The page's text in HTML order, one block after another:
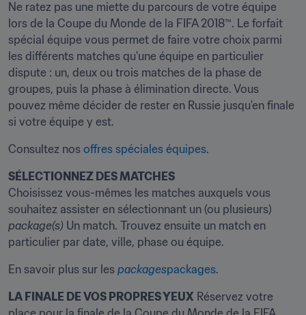
Ne ratez pas une miette du parcours de votre équipe
lors de la Coupe du Monde de la FIFA 2018™. Le forfait
spécial équipe vous permet de faire votre choix parmi
les différents matches qu'une équipe en particulier
dispute : un, deux ou trois matches de la phase de
groupes, puis la phase à élimination directe. Vous
pouvez même décider de rester en Russie jusqu'en finale
si votre équipe y est.
Consultez nos offres spéciales équipes.
SÉLECTIONNEZ DES MATCHES
Choisissez vous-mêmes les matches auxquels vous
package(s) Un match. Trouvez ensuite un match en
particulier par date, ville, phase ou équipe.
En savoir plus sur les packagespackages.
LA FINALE DE VOS PROPRES YEUX Réservez votre